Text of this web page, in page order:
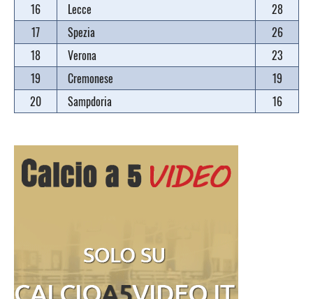
16
Lecce
28
17
Spezia
26
18
Verona
23
19
Cremonese
19
20
Sampdoria 16